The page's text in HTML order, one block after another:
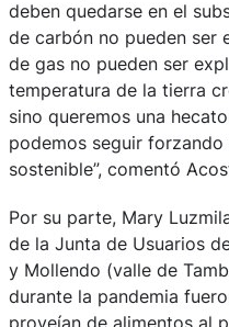
deben quedarse en el
de carbón no pueden ser
de gas no pueden ser
temperatura de la tierra
sino queremos una
podemos seguir
sostenible”, comentó
Por su parte, Mary
de la Junta de Usuarios
y Mollendo (valle de
durante la pandemia
proveían de alimentos al